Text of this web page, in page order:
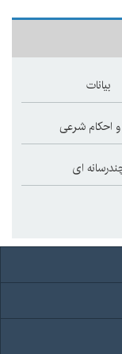
بیانات
احکام شرعی
ای